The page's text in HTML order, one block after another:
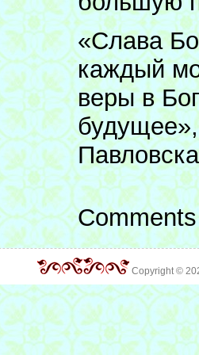
«Слава
каждый
веры в
Copyright ©